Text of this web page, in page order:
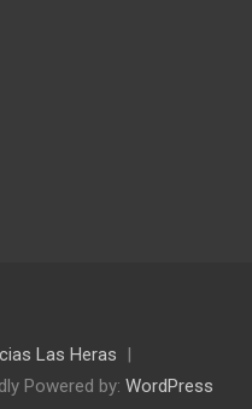
Las Heras
Powered by: WordPress